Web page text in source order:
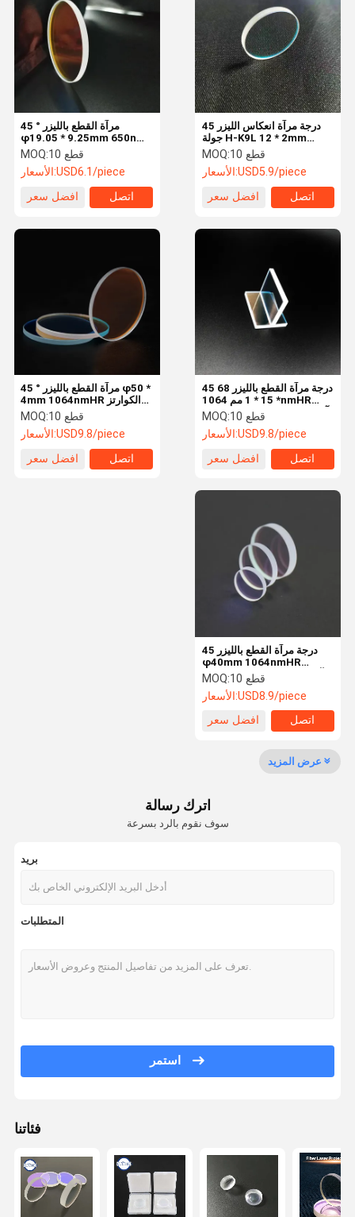
حول بنا اتصل بنا
عدسة الليزر الضوئية
عدسة التركيز بالليزر
عدسة الليزر المتوسع
نظارات السلامة بالليزر
0 درجة عدسة عاكسة
عدسة عاكسة 45 درجة
0 درجة عدسة إخراج الليزر
مطياف
45 درجة مرآة انعكاس الليزر
جولة H-K9L 12 * 2mm
1064nmHR زجاج عاكس ليزر
آلة الحفر
MOQ:
10 قطع
الأسعار:USD5.9/piece
افضل سعر
اتصل
45 ° مرآة القطع بالليزر
φ19.05 * 9.25mm 650nm
& 1064nmHR H-K9L ليزر
زجاج عدسة عدسة آلة الليزر
MOQ:
10 قطع
الأسعار:USD6.1/piece
افضل سعر
اتصل
45 درجة مرآة القطع بالليزر 68
* 15 * 1 مم 1064nmHR
الكوارتز المستوردة JGS1 آلة
الليزر عدسة زجاجية بالليزر
MOQ:
10 قطع
الأسعار:USD9.8/piece
افضل سعر
اتصل
45 ° مرآة القطع بالليزر φ50 *
4mm 1064nmHR الكوارتز
المستورد JGS1 ليزر عدسة
زجاجية عدسة آلة الليزر
MOQ:
10 قطع
الأسعار:USD9.8/piece
افضل سعر
اتصل
45 درجة مرآة القطع بالليزر
φ40mm 1064nmHR
الكوارتز المستورد JGS1 آلة
الليزر عدسة زجاجية بالليزر
MOQ:
10 قطع
الأسعار:USD8.9/piece
افضل سعر
اتصل
عرض المزيد
اترك رسالة
سوف نقوم بالرد بسرعة
بريد
المتطلبات
استمر
فئاتنا